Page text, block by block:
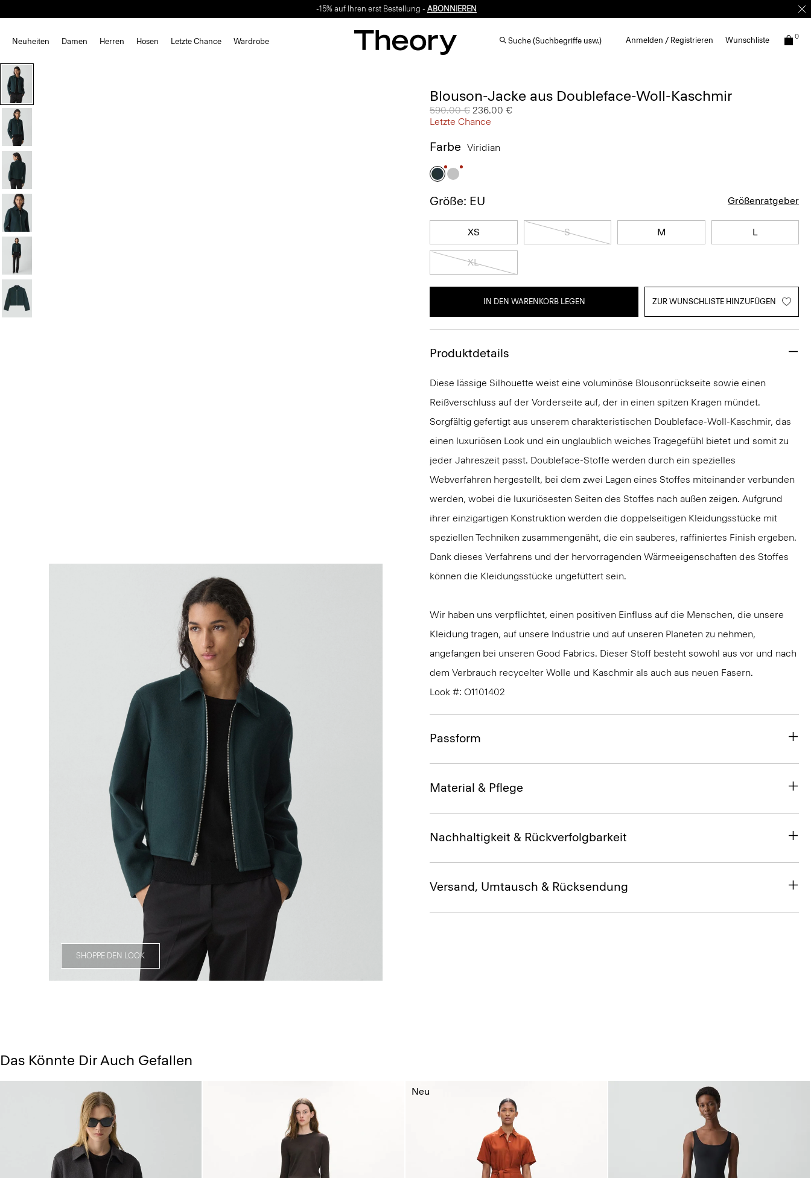
-15% auf Ihren erst Bestellung - ABONNIEREN
Neuheiten Damen Herren Hosen Letzte Chance Wardrobe Suche (Suchbegriffe usw.) Anmelden / Registrieren Wunschliste 0
SHOPPE DEN LOOK
Blouson-Jacke aus Doubleface-Woll-Kaschmir
Preis reduziert von
590.00 € auf
236.00 €
Letzte Chance
Farbe Viridian
Größe: EU Größenratgeber
XS S M L
XL
IN DEN WARENKORB LEGEN ZUR WUNSCHLISTE HINZUFÜGEN
Produktdetails
Diese lässige Silhouette weist eine voluminöse Blousonrückseite sowie einen
Reißverschluss auf der Vorderseite auf, der in einen spitzen Kragen mündet.
Sorgfältig gefertigt aus unserem charakteristischen Doubleface-Woll-Kaschmir, das
einen luxuriösen Look und ein unglaublich weiches Tragegefühl bietet und somit zu
jeder Jahreszeit passt. Doubleface-Stoffe werden durch ein spezielles
Webverfahren hergestellt, bei dem zwei Lagen eines Stoffes miteinander verbunden
werden, wobei die luxuriösesten Seiten des Stoffes nach außen zeigen. Aufgrund
ihrer einzigartigen Konstruktion werden die doppelseitigen Kleidungsstücke mit
speziellen Techniken zusammengenäht, die ein sauberes, raffiniertes Finish ergeben.
Dank dieses Verfahrens und der hervorragenden Wärmeeigenschaften des Stoffes
können die Kleidungsstücke ungefüttert sein.
Wir haben uns verpflichtet, einen positiven Einfluss auf die Menschen, die unsere
Kleidung tragen, auf unsere Industrie und auf unseren Planeten zu nehmen,
angefangen bei unseren Good Fabrics. Dieser Stoff besteht sowohl aus vor und nach
dem Verbrauch recycelter Wolle und Kaschmir als auch aus neuen Fasern.
Look #: O1101402
Passform
Material & Pflege
Nachhaltigkeit & Rückverfolgbarkeit
Versand, Umtausch & Rücksendung
Das Könnte Dir Auch Gefallen
Neu